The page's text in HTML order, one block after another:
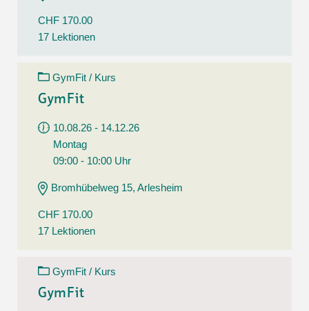
CHF 170.00
17 Lektionen
GymFit / Kurs
GymFit
10.08.26 - 14.12.26
Montag
09:00 - 10:00 Uhr
Bromhübelweg 15, Arlesheim
CHF 170.00
17 Lektionen
GymFit / Kurs
GymFit